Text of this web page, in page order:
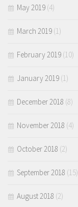
May 2019 (4)
March 2019 (1)
February 2019 (10)
January 2019 (1)
December 2018 (8)
November 2018 (4)
October 2018 (2)
September 2018 (15)
August 2018 (2)